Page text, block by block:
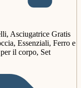
Asciugatrice Gratis
Essenziali, Ferro e
il corpo, Set